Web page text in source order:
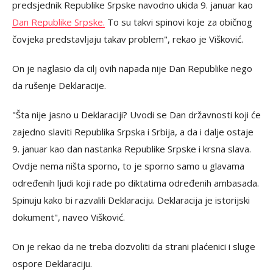
predsjednik Republike Srpske navodno ukida 9. januar kao
Dan Republike Srpske. To su takvi spinovi koje za običnog
čovjeka predstavljaju takav problem", rekao je Višković.
On je naglasio da cilj ovih napada nije Dan Republike nego
da rušenje Deklaracije.
"Šta nije jasno u Deklaraciji? Uvodi se Dan državnosti koji će
zajedno slaviti Republika Srpska i Srbija, a da i dalje ostaje
9. januar kao dan nastanka Republike Srpske i krsna slava.
Ovdje nema ništa sporno, to je sporno samo u glavama
određenih ljudi koji rade po diktatima određenih ambasada.
Spinuju kako bi razvalili Deklaraciju. Deklaracija je istorijski
dokument", naveo Višković.
On je rekao da ne treba dozvoliti da strani plaćenici i sluge
ospore Deklaraciju.